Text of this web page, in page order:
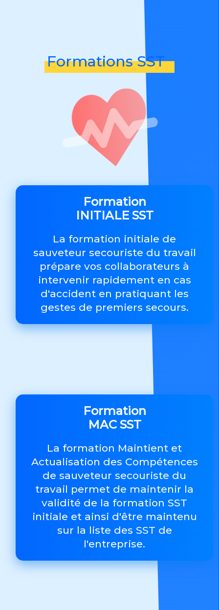
Formations SST
Formation
INITIALE SST
La formation initiale de
sauveteur secouriste du travail
prépare vos collaborateurs à
intervenir rapidement en cas
d'accident en pratiquant les
gestes de premiers secours.
Formation
MAC SST
La formation Maintient et
Actualisation des Compétences
de sauveteur secouriste du
travail permet de maintenir la
validité de la formation SST
initiale et ainsi d'être maintenu
sur la liste des SST de
l'entreprise.